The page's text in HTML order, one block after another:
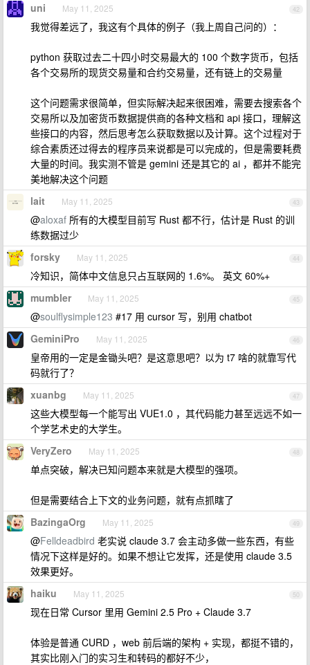
42
uni May 11, 2025
我觉得差远了，我这有个具体的例子（我上周自己问的）：
python 获取过去二十四小时交易最大的 100 个数字货币，包括
各个交易所的现货交易量和合约交易量，还有链上的交易量
这个问题需求很简单，但实际解决起来很困难，需要去搜索各个
交易所以及加密货币数据提供商的各种文档和 api 接口，理解这
些接口的内容，然后思考怎么获取数据以及计算。这个过程对于
综合素质还过得去的程序员来说都是可以完成的，但是需要耗费
大量的时间。我实测不管是 gemini 还是其它的 ai ，都并不能完
美地解决这个问题
43
lait May 11, 2025
@aloxaf 所有的大模型目前写 Rust 都不行，估计是 Rust 的训
练数据过少
44
forsky May 11, 2025
冷知识，简体中文信息只占互联网的 1.6%。 英文 60%+
45
mumbler May 11, 2025
@soulflysimple123 #17 用 cursor 写，别用 chatbot
46
GeminiPro May 11, 2025
皇帝用的一定是金锄头吧？是这意思吧？以为 t7 啥的就靠写代
码就行了？
47
xuanbg May 11, 2025
这些大模型每一个能写出 VUE1.0 ，其代码能力甚至远远不如一
个学艺术史的大学生。
48
VeryZero May 11, 2025
单点突破，解决已知问题本来就是大模型的强项。
但是需要结合上下文的业务问题，就有点抓瞎了
49
BazingaOrg May 11, 2025
@Felldeadbird 老实说 claude 3.7 会主动多做一些东西，有些
情况下这样是好的。如果不想让它发挥，还是使用 claude 3.5
效果更好。
50
haiku May 11, 2025
现在日常 Cursor 里用 Gemini 2.5 Pro + Claude 3.7
体验是普通 CURD ，web 前后端的架构 + 实现，都挺不错的，
其实比刚入门的实习生和转码的都好不少，